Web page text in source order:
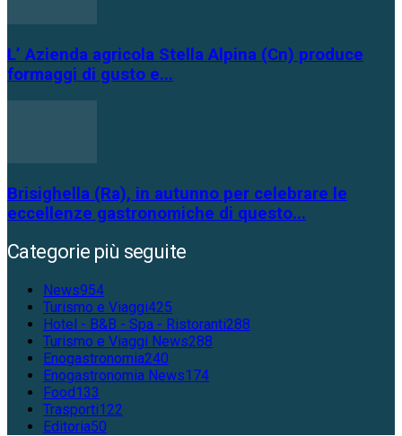
L’ Azienda agricola Stella Alpina (Cn) produce
formaggi di gusto e...
Brisighella (Ra), in autunno per celebrare le
eccellenze gastronomiche di questo...
Categorie più seguite
News954
Turismo e Viaggi425
Hotel - B&B - Spa - Ristoranti288
Turismo e Viaggi News288
Enogastronomia240
Enogastronomia News174
Food133
Trasporti122
Editoria50